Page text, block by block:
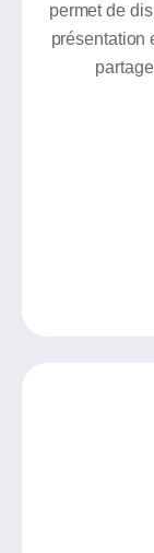
permet de
présentation